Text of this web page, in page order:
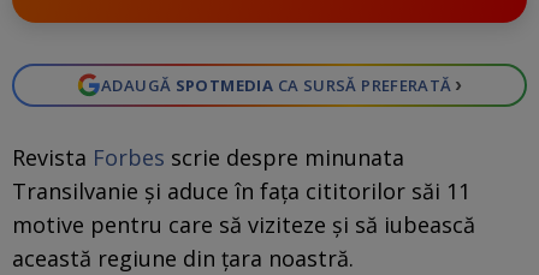
ADAUGĂ SPOTMEDIA CA SURSĂ PREFERATĂ ›
Revista Forbes scrie despre minunata
Transilvanie și aduce în fața cititorilor săi 11
motive pentru care să viziteze și să iubească
această regiune din țara noastră.